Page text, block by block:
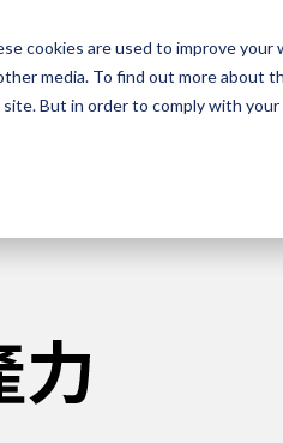
cookies are used to improve
media. To find out more about
But in order to comply with
Solutions
支援與服務 關於我們